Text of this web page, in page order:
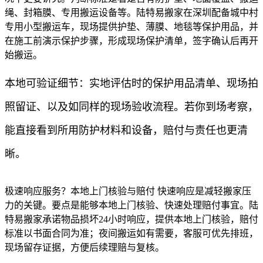
绳、封箱膜、专用搬运设备等。陆特易搬家在深圳配备城中村
专用小型搬运车，现场提供护垫、薄膜、地毯等保护用品，并
在施工前演示保护步骤，形成现场保护清单，签字确认后再开
始搬运。
本地可验证细节：实地评估时的保护用品清单、现场拍
照留证、以及如同样的现场验收流程。若你到场考察，
能直接看到所用防护材料和设备，赔付与责任也更清
晰。
极速响应服务？本地上门核验与赔付 快速响应是减轻搬家压
力的关键。要点是能够本地上门核验、快速处理赔付事宜。陆
特易搬家承诺物品损坏24小时响应，提供本地上门核验，赔付
标准以书面合同为准；夜间搬运如有需要，客服可优先排班，
现场留存证据，方便后续理赔与复核。